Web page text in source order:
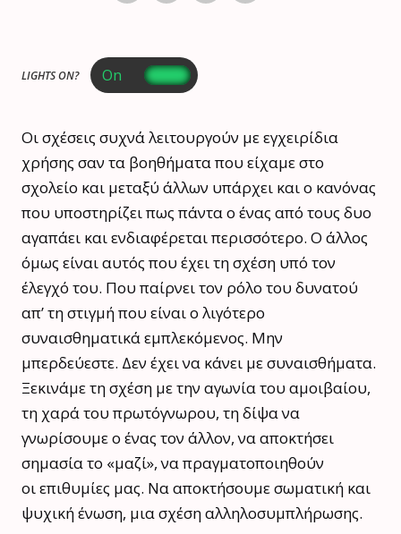
LIGHTS ON?
Οι σχέσεις συχνά λειτουργούν με εγχειρίδια
χρήσης σαν τα βοηθήματα που είχαμε στο
σχολείο και μεταξύ άλλων υπάρχει και ο κανόνας
που υποστηρίζει πως πάντα ο ένας από τους δυο
αγαπάει και ενδιαφέρεται περισσότερο. Ο άλλος
όμως είναι αυτός που έχει τη σχέση υπό τον
έλεγχό του. Που παίρνει τον ρόλο του δυνατού
απ’ τη στιγμή που είναι ο λιγότερο
συναισθηματικά εμπλεκόμενος. Μην
μπερδεύεστε. Δεν έχει να κάνει με συναισθήματα.
Ξεκινάμε τη σχέση με την αγωνία του αμοιβαίου,
τη χαρά του πρωτόγνωρου, τη δίψα να
γνωρίσουμε ο ένας τον άλλον, να αποκτήσει
σημασία το «μαζί», να πραγματοποιηθούν
οι επιθυμίες μας. Να αποκτήσουμε σωματική και
ψυχική ένωση, μια σχέση αλληλοσυμπλήρωσης.